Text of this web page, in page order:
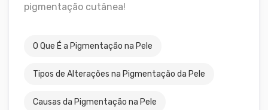
pigmentação cutânea!
O Que É a Pigmentação na Pele
Tipos de Alterações na Pigmentação da Pele
Causas da Pigmentação na Pele